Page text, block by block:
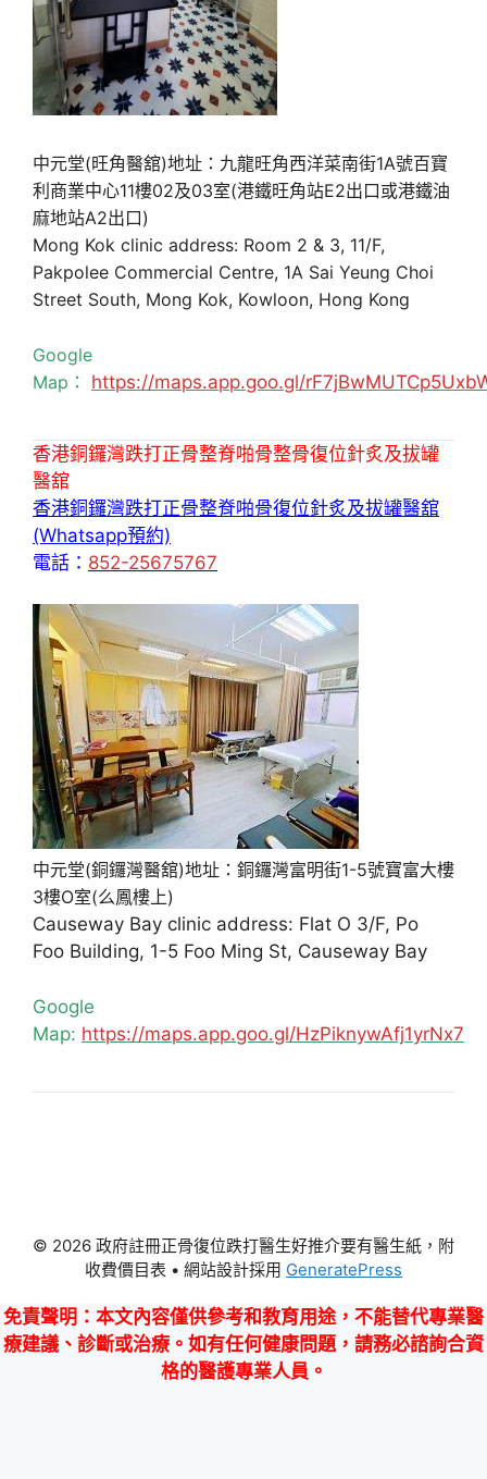
中元堂(旺角醫舘)地址：九龍旺角西洋菜南街1A號百寶
利商業中心11樓02及03室(港鐵旺角站E2出口或港鐵油
麻地站A2出口)
Mong Kok clinic address: Room 2 & 3, 11/F,
Pakpolee Commercial Centre, 1A Sai Yeung Choi
Street South, Mong Kok, Kowloon, Hong Kong
Google
Map： https://maps.app.goo.gl/
香港銅鑼灣跌打正骨整脊啪骨整骨復位針炙及拔罐
醫舘
香港銅鑼灣跌打正骨整脊啪骨復位針炙及拔罐醫舘
(Whatsapp預約)
電話： 852-25675767
中元堂(銅鑼灣醫舘)地址：銅鑼灣富明街1-5號寶富大樓
3樓O室(么鳳樓上)
Causeway Bay clinic address: Flat O 3/F, Po
Foo Building, 1-5 Foo Ming St, Causeway Bay
Google
Map: https://maps.app.goo.gl/HzPiknywAfj1yrNx7
© 2026 政府註冊正骨復位跌打醫生好推介要有醫生紙，附
收費價目表 • 網站設計採用 GeneratePress
免責聲明 ：本文內容僅供參考和教育用途，不能替代專業醫
療建議、診斷或治療。如有任何健康問題，請務必諮詢合資
格的醫護專業人員。